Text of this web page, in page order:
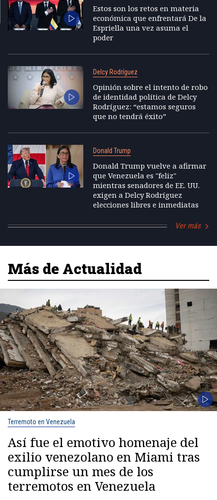
Estos son los retos en materia
económica que enfrentará De la
Espriella una vez asuma el
poder
Delcy Rodríguez
Opinión sobre el intento de robo
de identidad política de Delcy
Rodríguez: “estamos seguros
que no tendrá éxito”
Donald Trump
Donald Trump vuelve a afirmar
que Venezuela es "feliz"
mientras senadores de EE. UU.
exigen a Delcy Rodríguez
elecciones libres e inmediatas
Ver más
Más de Actualidad
Terremoto en Venezuela
Así fue el emotivo homenaje del
exilio venezolano en Miami tras
cumplirse un mes de los
terremotos en Venezuela